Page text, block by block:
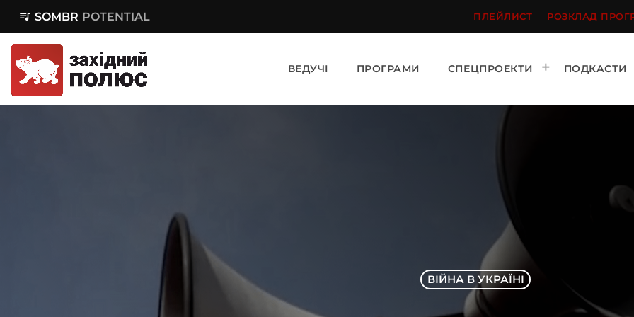
queue_music SOMBR POTENTIAL ПЛЕЙЛИСТ РОЗКЛАД
ВЕДУЧІ ПРОГРАМИ СПЕЦПРОЕКТИ ПОДКАСТИ
ВІЙНА В УКРАЇНІ